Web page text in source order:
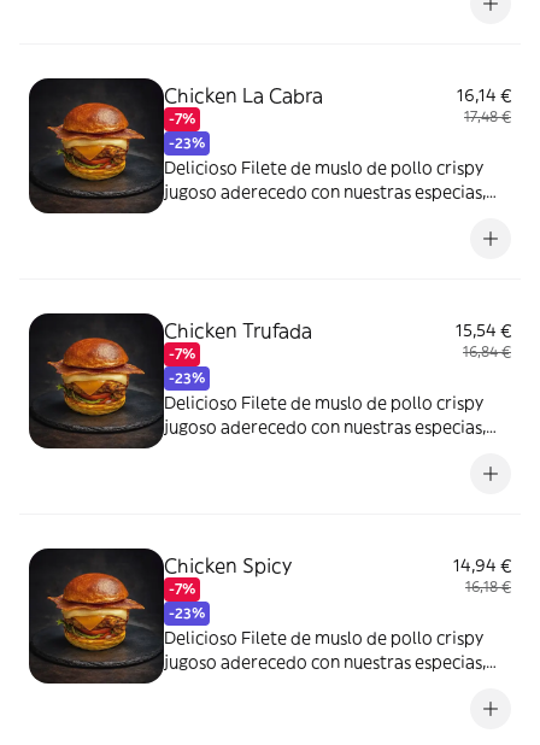
tomate, pepinillos, queso cheddar y queso
Chicken La Cabra
-7%
-23%
16,14 €
17,48 €
Delicioso Filete de muslo de pollo crispy
jugoso aderecedo con nuestras especias,
Chicken Trufada
-7%
-23%
15,54 €
16,84 €
Delicioso Filete de muslo de pollo crispy
jugoso aderecedo con nuestras especias,
Chicken Spicy
-7%
-23%
14,94 €
16,18 €
Delicioso Filete de muslo de pollo crispy
jugoso aderecedo con nuestras especias,
Salsa Siracha, lechuga, tomate, pepinillos,